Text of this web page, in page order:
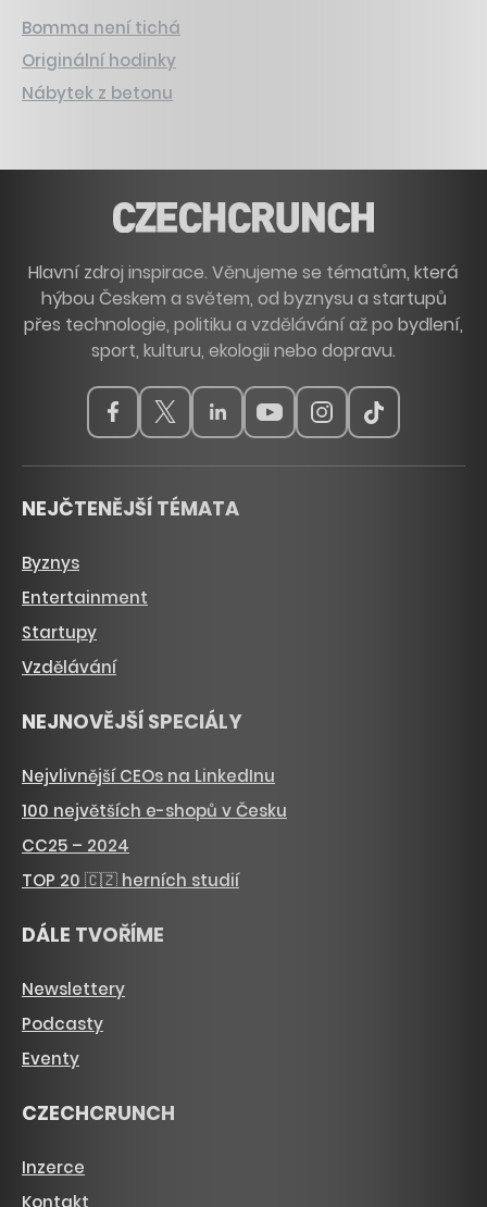
Bomma není tichá
Originální hodinky
Nábytek z betonu
Hlavní zdroj inspirace. Věnujeme se tématům, která
hýbou Českem a světem, od byznysu a startupů
přes technologie, politiku a vzdělávání až po bydlení,
sport, kulturu, ekologii nebo dopravu.
NEJČTENĚJŠÍ TÉMATA
Byznys
Entertainment
Startupy
Vzdělávání
NEJNOVĚJŠÍ SPECIÁLY
Nejvlivnější CEOs na LinkedInu
100 největších e-shopů v Česku
CC25 – 2024
TOP 20 🇨🇿 herních studií
DÁLE TVOŘÍME
Newslettery
Podcasty
Eventy
CZECHCRUNCH
Inzerce
Kontakt